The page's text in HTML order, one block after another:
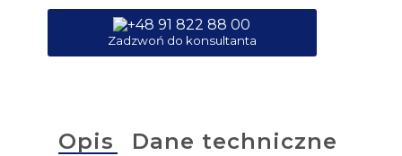
+48 91 822 88 00
Zadzwoń do konsultanta
Opis Dane techniczne